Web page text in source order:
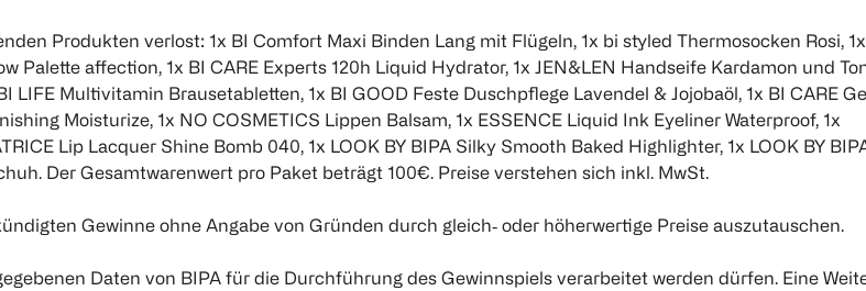
Produkten verlost: 1x BI Comfort Maxi Binden Lang mit Flügeln, 1x bi styled Thermosocken Rosi,
Palette affection, 1x BI CARE Experts 120h Liquid Hydrator, 1x JEN&LEN Handseife Kardamon und
LIFE Multivitamin Brausetabletten, 1x BI GOOD Feste Duschpflege Lavendel & Jojobaöl, 1x BI CARE
Moisturize, 1x NO COSMETICS Lippen Balsam, 1x ESSENCE Liquid Ink Eyeliner Waterproof, 1x
Lip Lacquer Shine Bomb 040, 1x LOOK BY BIPA Silky Smooth Baked Highlighter, 1x LOOK BY
Der Gesamtwarenwert pro Paket beträgt 100€. Preise verstehen sich inkl. MwSt.
Gewinne ohne Angabe von Gründen durch gleich‐ oder höherwertige Preise auszutauschen.
Daten von BIPA für die Durchführung des Gewinnspiels verarbeitet werden dürfen. Eine